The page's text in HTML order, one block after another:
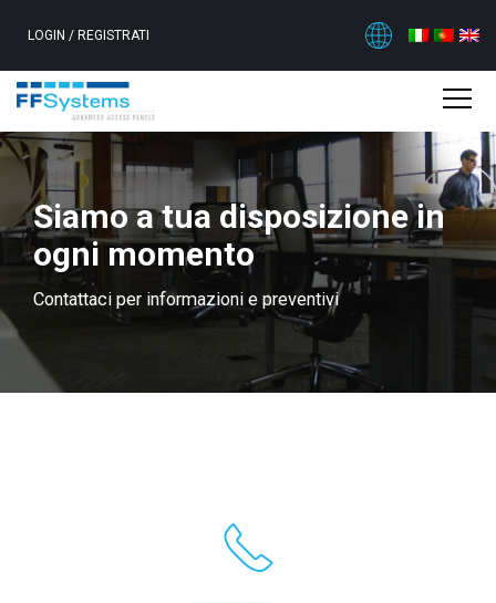
LOGIN / REGISTRATI
Siamo a tua disposizione in
ogni momento
Contattaci per informazioni e preventivi